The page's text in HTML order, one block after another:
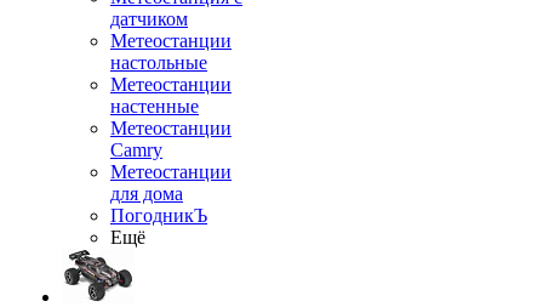
датчиком
Метеостанции
настольные
Метеостанции
настенные
Метеостанции
Camry
Метеостанции
для дома
ПогодникЪ
Ещё